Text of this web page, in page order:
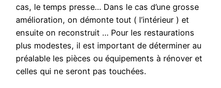
cas, le temps presse… Dans le cas d’une grosse
amélioration, on démonte tout ( l’intérieur ) et
ensuite on reconstruit … Pour les restaurations
plus modestes, il est important de déterminer au
préalable les pièces ou équipements à rénover et
celles qui ne seront pas touchées.